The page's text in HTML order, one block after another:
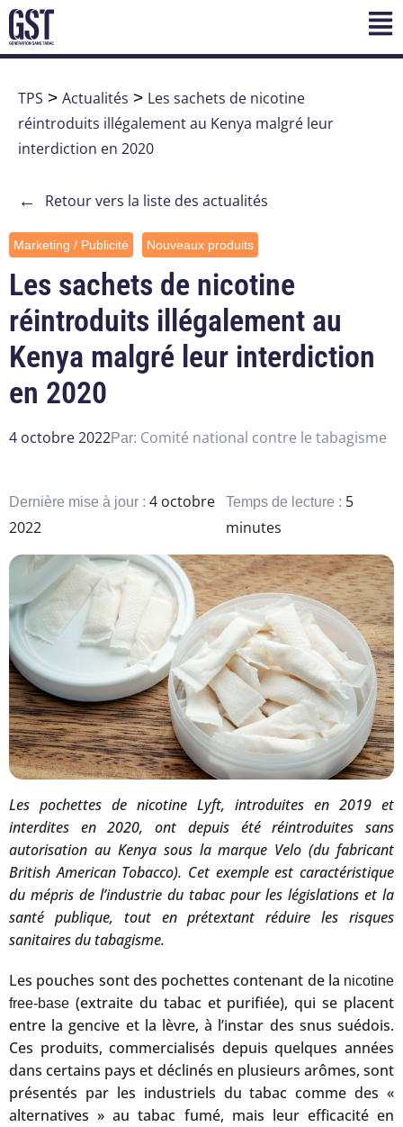
TPS > Actualités > Les sachets de nicotine
réintroduits illégalement au Kenya malgré leur
interdiction en 2020
← Retour vers la liste des actualités
Marketing / Publicité Nouveaux produits
Les sachets de nicotine
réintroduits illégalement au
Kenya malgré leur interdiction
en 2020
4 octobre 2022Par: Comité national contre le tabagisme
Dernière mise à jour : 4 octobre
2022
Temps de lecture : 5
minutes
Les pochettes de nicotine Lyft, introduites en 2019 et
interdites en 2020, ont depuis été réintroduites sans
autorisation au Kenya sous la marque Velo (du fabricant
British American Tobacco). Cet exemple est caractéristique
du mépris de l’industrie du tabac pour les législations et la
santé publique, tout en prétextant réduire les risques
sanitaires du tabagisme.
Les pouches sont des pochettes contenant de la nicotine
free-base (extraite du tabac et purifiée), qui se placent
entre la gencive et la lèvre, à l’instar des snus suédois.
Ces produits, commercialisés depuis quelques années
dans certains pays et déclinés en plusieurs arômes, sont
présentés par les industriels du tabac comme des «
alternatives » au tabac fumé, mais leur efficacité en